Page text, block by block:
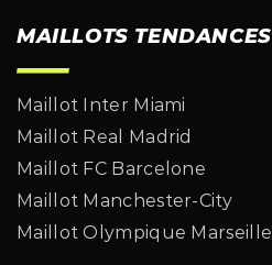
MAILLOTS TENDANCES
Maillot Inter Miami
Maillot Real Madrid
Maillot FC Barcelone
Maillot Manchester-City
Maillot Olympique Marseille